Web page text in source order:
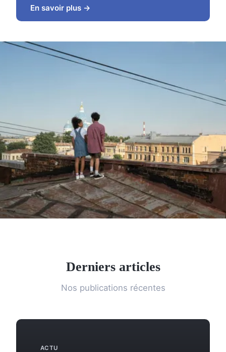
En savoir plus →
Derniers articles
Nos publications récentes
ACTU